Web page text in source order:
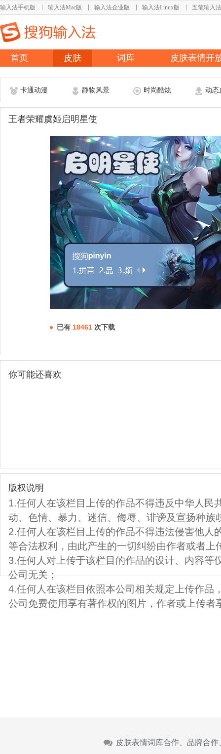
输入法手机版 输入法Mac版 输入法企业版 输入法Linux版 五笔输入法
首页 皮肤 词库 皮肤表情开
卡通动漫 静物风景 时尚酷炫 动态
王者荣耀虞姬启明星使
已有 18461 次下载
你可能还喜欢
版权说明
1.任何人在该栏目上传的作品不得违反中华人民
动、色情、暴力、迷信、侮辱、诽谤及宣扬种族
2.任何人在该栏目上传的作品不得违法侵害他人
等合法权利，由此产生的一切纠纷由作者或者上
3.任何人对上传于该栏目的作品的设计、内容等
公司无关；
4.任何人在该栏目依照本公司相关规定上传作品
公司免费使用享有著作权的图片，作者或上传者
皮肤表情词库合作、品牌合